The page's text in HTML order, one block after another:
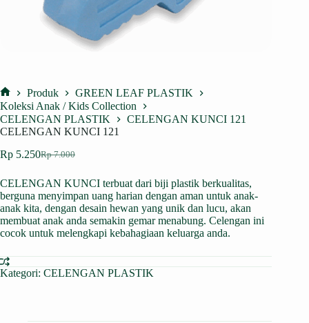
Home
Produk
GREEN LEAF PLASTIK
Koleksi Anak / Kids Collection
CELENGAN PLASTIK
CELENGAN KUNCI 121
CELENGAN KUNCI 121
Rp7.000
Harga
adalah:
Rp 7.000.
Rp 5.250Harga
ini
adalah:
Rp 5.250.
CELENGAN KUNCI terbuat dari biji plastik berkualitas,
berguna menyimpan uang harian dengan aman untuk anak-
anak kita, dengan desain hewan yang unik dan lucu, akan
membuat anak anda semakin gemar menabung. Celengan ini
cocok untuk melengkapi kebahagiaan keluarga anda.
Kategori: CELENGAN PLASTIK